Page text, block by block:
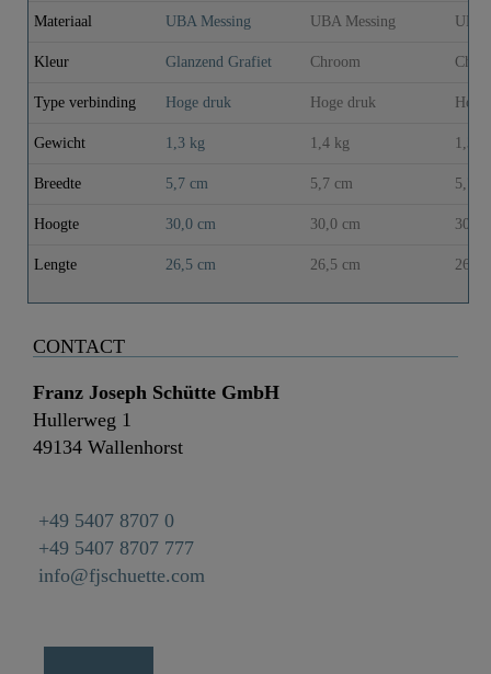
Materiaal UBA Messing UBA Messing UBA
Kleur Glanzend Grafiet Chroom
Type verbinding Hoge druk Hoge druk
Gewicht 1,3 kg 1,4 kg 1,3
Breedte 5,7 cm 5,7 cm 5,7
Hoogte 30,0 cm 30,0 cm 30,0
Lengte 26,5 cm 26,5 cm 26,5
CONTACT
Franz Joseph Schütte GmbH
Hullerweg 1
49134 Wallenhorst
+49 5407 8707 0
+49 5407 8707 777
info@fjschuette.com